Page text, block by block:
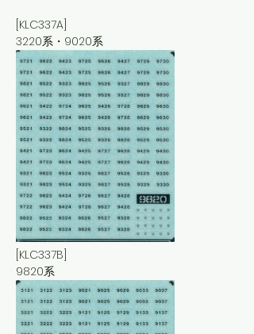
[KLC337A]
3220系・9020系
[KLC337B]
9820系